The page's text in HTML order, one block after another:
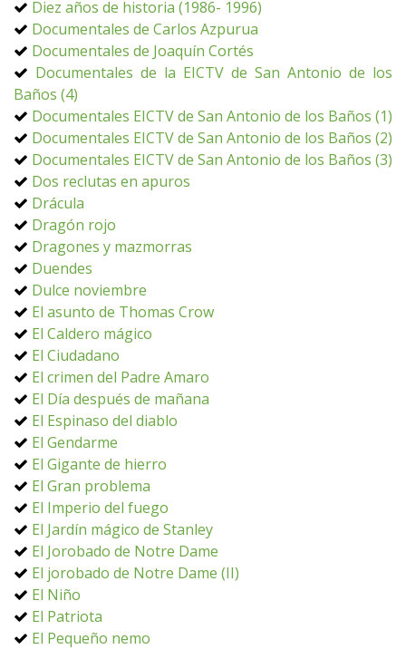
Diez años de historia (1986- 1996)
Documentales de Carlos Azpurua
Documentales de Joaquín Cortés
Documentales de la EICTV de San Antonio de los
Baños (4)
Documentales EICTV de San Antonio de los Baños (1)
Documentales EICTV de San Antonio de los Baños (2)
Documentales EICTV de San Antonio de los Baños (3)
Dos reclutas en apuros
Drácula
Dragón rojo
Dragones y mazmorras
Duendes
Dulce noviembre
El asunto de Thomas Crow
El Caldero mágico
El Ciudadano
El crimen del Padre Amaro
El Día después de mañana
El Espinaso del diablo
El Gendarme
El Gigante de hierro
El Gran problema
El Imperio del fuego
El Jardín mágico de Stanley
El Jorobado de Notre Dame
El jorobado de Notre Dame (II)
El Niño
El Patriota
El Pequeño nemo